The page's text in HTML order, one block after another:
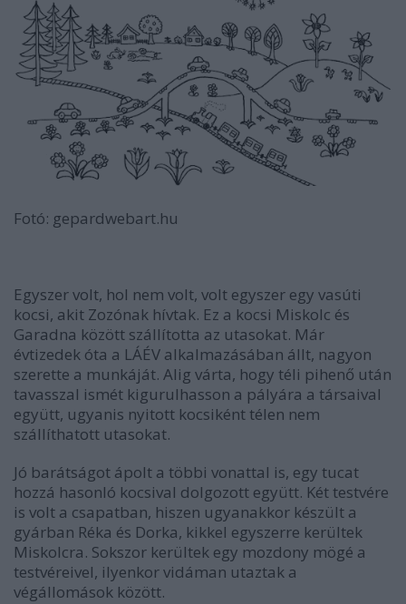
Fotó: gepardwebart.hu
Egyszer volt, hol nem volt, volt egyszer egy vasúti
kocsi, akit Zozónak hívtak. Ez a kocsi Miskolc és
Garadna között szállította az utasokat. Már
évtizedek óta a LÁÉV alkalmazásában állt, nagyon
szerette a munkáját. Alig várta, hogy téli pihenő után
tavasszal ismét kigurulhasson a pályára a társaival
együtt, ugyanis nyitott kocsiként télen nem
szállíthatott utasokat.
Jó barátságot ápolt a többi vonattal is, egy tucat
hozzá hasonló kocsival dolgozott együtt. Két testvére
is volt a csapatban, hiszen ugyanakkor készült a
gyárban Réka és Dorka, kikkel egyszerre kerültek
Miskolcra. Sokszor kerültek egy mozdony mögé a
testvéreivel, ilyenkor vidáman utaztak a
végállomások között.